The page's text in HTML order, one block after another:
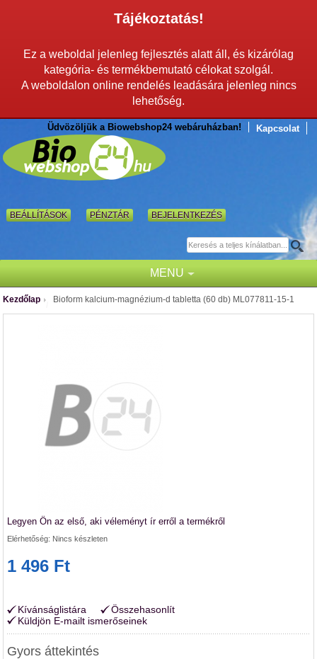
Tájékoztatás!
Ez a weboldal jelenleg fejlesztés alatt áll, és kizárólag
kategória- és termékbemutató célokat szolgál.
A weboldalon online rendelés leadására jelenleg nincs
lehetőség.
Üdvözöljük a Biowebshop24 webáruházban! Kapcsolat
BEÁLLÍTÁSOK PÉNZTÁR BEJELENTKEZÉS
MENU
Kezdőlap Bioform kalcium-magnézium-d tabletta (60 db) ML077811-15-1
Legyen Ön az első, aki véleményt ír erről a termékről
Elérhetőség: Nincs készleten
1 496 Ft
Kívánságlistára
Összehasonlít
Küldjön E-mailt ismerőseinek
Gyors áttekintés